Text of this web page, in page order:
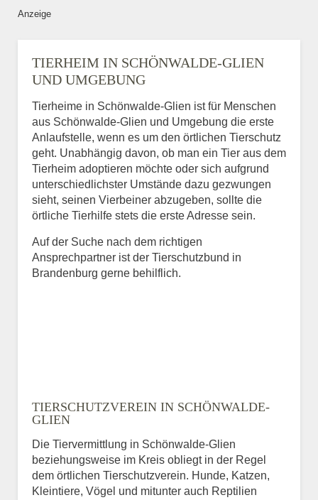
Anzeige
TIERHEIM IN SCHÖNWALDE-GLIEN
UND UMGEBUNG
Tierheime in Schönwalde-Glien ist für Menschen
aus Schönwalde-Glien und Umgebung die erste
Anlaufstelle, wenn es um den örtlichen Tierschutz
geht. Unabhängig davon, ob man ein Tier aus dem
Tierheim adoptieren möchte oder sich aufgrund
unterschiedlichster Umstände dazu gezwungen
sieht, seinen Vierbeiner abzugeben, sollte die
örtliche Tierhilfe stets die erste Adresse sein.
Auf der Suche nach dem richtigen
Ansprechpartner ist der Tierschutzbund in
Brandenburg gerne behilflich.
TIERSCHUTZVEREIN IN SCHÖNWALDE-
GLIEN
Die Tiervermittlung in Schönwalde-Glien
beziehungsweise im Kreis obliegt in der Regel
dem örtlichen Tierschutzverein. Hunde, Katzen,
Kleintiere, Vögel und mitunter auch Reptilien